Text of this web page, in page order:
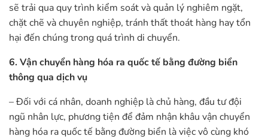
sẽ trải qua quy trình kiểm soát và quản lý nghiêm ngặt,
chặt chẽ và chuyên nghiệp, tránh thất thoát hàng hay tổn
hại đến chúng trong quá trình di chuyển.
6. Vận chuyển hàng hóa ra quốc tế bằng đường biển
thông qua dịch vụ
– Đối với cá nhân, doanh nghiệp là chủ hàng, đầu tư đội
ngũ nhân lực, phương tiện để đảm nhận khâu vận chuyển
hàng hóa ra quốc tế bằng đường biển là việc vô cùng khó